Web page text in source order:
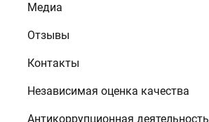
Медиа
Отзывы
Контакты
Независимая оценка качества
Антикоррупционная деятельность